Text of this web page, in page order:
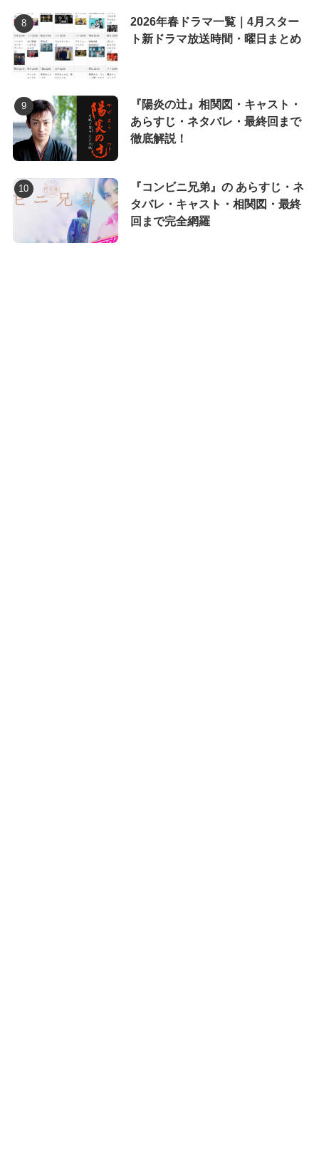
2026年春ドラマ一覧｜4月スター
ト新ドラマ放送時間・曜日まとめ
『陽炎の辻』相関図・キャスト・
あらすじ・ネタバレ・最終回まで
徹底解説！
『コンビニ兄弟』の あらすじ・ネ
タバレ・キャスト・相関図・最終
回まで完全網羅